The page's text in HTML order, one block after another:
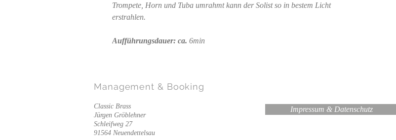
Trompete, Horn und Tuba umrahmt kann der Solist so in bestem Licht
erstrahlen.
Aufführungsdauer: ca. 6min
Management & Booking
Classic Brass
Jürgen Gröblehner
Schleifweg 27
91564 Neuendettelsau
Impressum & Datenschutz